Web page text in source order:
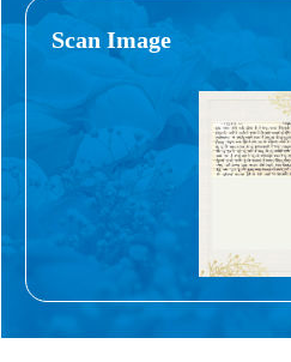
Scan Image